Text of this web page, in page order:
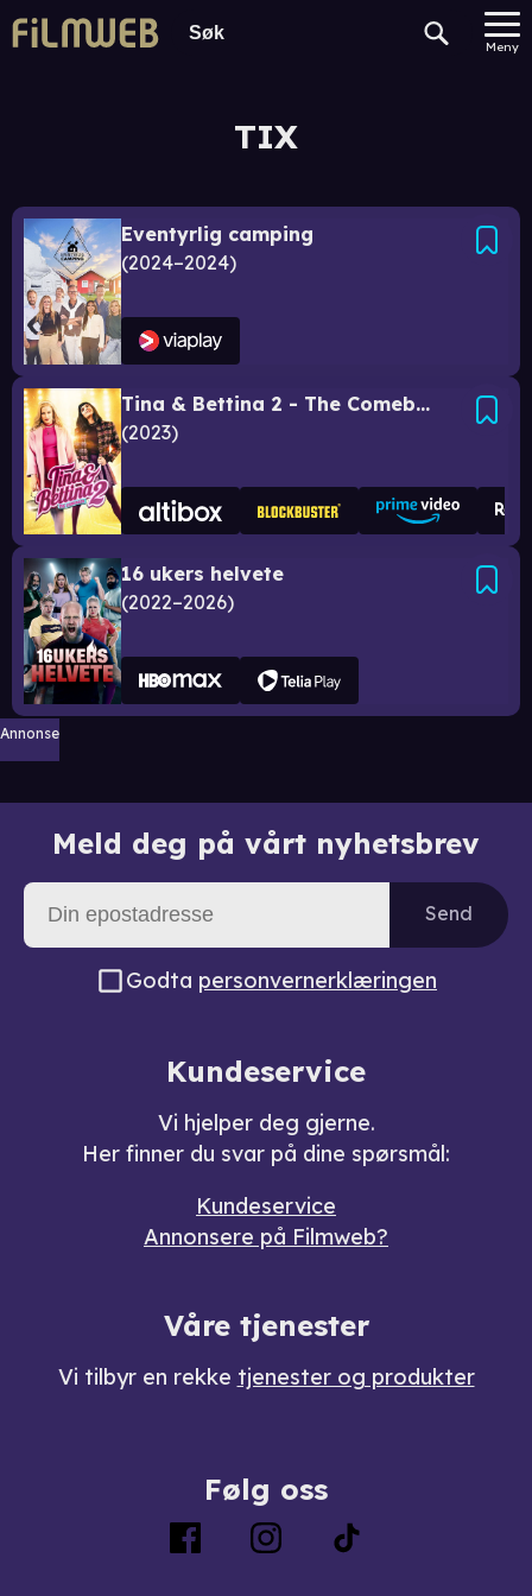
Meny
TIX
Eventyrlig camping
2024–2024
Tina & Bettina 2 - The Comeback
2023
16 ukers helvete
2022–2026
Annonse
Meld deg på vårt nyhetsbrev
Send
Godta personvernerklæringen
Kundeservice
Vi hjelper deg gjerne.
Her finner du svar på dine spørsmål:
Kundeservice
Annonsere på Filmweb?
Våre tjenester
Vi tilbyr en rekke tjenester og produkter
Følg oss